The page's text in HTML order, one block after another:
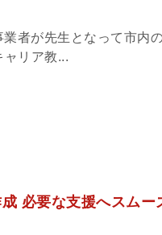
業者が先生となって市内
ャリア教...
必要な支援へスムー